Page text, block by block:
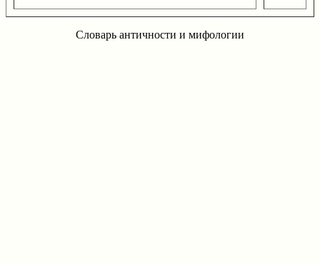
Словарь античности и мифологии